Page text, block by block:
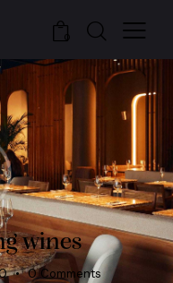
0
wines
0 Comments